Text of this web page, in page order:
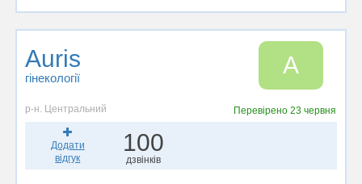
Auris
гінекології A
р-н. Центральний Перевірено23 червня
Додати
відгук
100
дзвінків